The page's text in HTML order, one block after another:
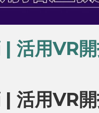
活用VR
活用VR